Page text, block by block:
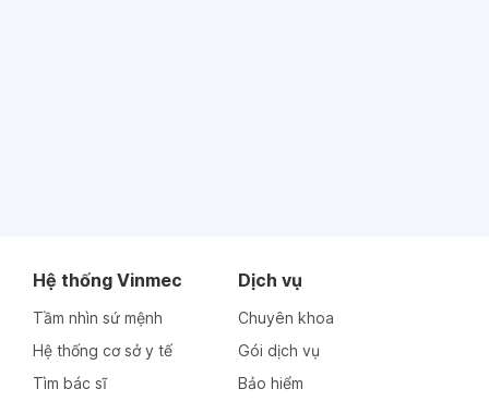
Hệ thống Vinmec
Tầm nhìn sứ mệnh
Hệ thống cơ sở y tế
Tìm bác sĩ
Dịch vụ
Chuyên khoa
Gói dịch vụ
Bảo hiểm